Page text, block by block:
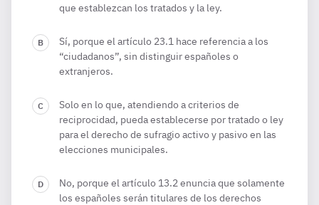
que establezcan los tratados y la ley.
Sí, porque el artículo 23.1 hace referencia a los
“ciudadanos”, sin distinguir españoles o
extranjeros.
Solo en lo que, atendiendo a criterios de
reciprocidad, pueda establecerse por tratado o ley
para el derecho de sufragio activo y pasivo en las
elecciones municipales.
No, porque el artículo 13.2 enuncia que solamente
los españoles serán titulares de los derechos